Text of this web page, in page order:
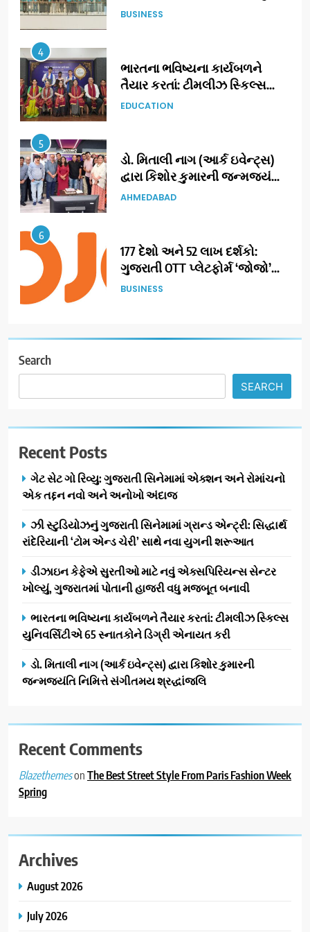
ગુજરાતમાં પોતાની હાજરી વધુ
BUSINESS
4
ભારતના ભવિષ્યના કાર્યબળને
તૈયાર કરતાં: ટીમલીઝ સ્કિલ્સ
યુનિવર્સિટીએ 65 સ્નાતકોને ડિગ્રી
EDUCATION
5
ડો. મિતાલી નાગ (આર્ક ઇવેન્ટ્સ)
દ્વારા કિશોર કુમારની જન્મજયંતિ
નિમિત્તે સંગીતમય શ્રદ્ધાંજલિ
AHMEDABAD
6
177 દેશો અને 52 લાખ દર્શકો:
ગુજરાતી OTT પ્લેટફોર્મ ‘જોજો’
(JOJO) નો વિશ્વભરમાં દબદબો
BUSINESS
અમદાવાદમાં યોજાયેલા ‘ઓકલ્ટ
ટેરોટ રીડર પુનિતજી લુલ્લા એ ટેરોટ
કાર્ડ રીડિંગ અંગે માહિતી આપી
ગ્લોબલ એક્સેલન્સ ફોરમ દ્વારા
પ્રતિષ્ઠિત કાર્યક્રમ નવી દિલ્હીમાં
સફળતાપૂર્વક યોજાયો
BUSINESS
ગેટ સેટ ગો રિવ્યુ: ગુજરાતી
સિનેમામાં એક્શન અને રોમાંચનો
અંદાજ
ENTERTAINMENT
ઝી સ્ટુડિયોઝનું ગુજરાતી સિનેમામાં
ગ્રાન્ડ એન્ટ્રી: સિદ્ધાર્થ રાંદેરિયાની
શરૂઆત
એક્સપિરિયન્સ સેન્ટર ખોલ્યું,
ગુજરાતમાં પોતાની હાજરી વધુ
મજબૂત બનાવી
BUSINESS
4
યુનિવર્સિટીએ 65 સ્નાતકોને ડિગ્રી
EDUCATION
Search
SEARCH
Recent Posts
ગેટ સેટ ગો રિવ્યુ: ગુજરાતી સિનેમામાં એક્શન અને રોમાંચનો
એક તદ્દન નવો અને અનોખો અંદાજ
ઝી સ્ટુડિયોઝનું ગુજરાતી સિનેમામાં ગ્રાન્ડ એન્ટ્રી: સિદ્ધાર્થ
રાંદેરિયાની ‘ટોમ એન્ડ ચેરી’ સાથે નવા યુગની શરૂઆત
ડીઝાઇન કેફેએ સુરતીઓ માટે નવું એક્સપિરિયન્સ સેન્ટર
ખોલ્યું, ગુજરાતમાં પોતાની હાજરી વધુ મજબૂત બનાવી
ભારતના ભવિષ્યના કાર્યબળને તૈયાર કરતાં: ટીમલીઝ સ્કિલ્સ
યુનિવર્સિટીએ 65 સ્નાતકોને ડિગ્રી એનાયત કરી
ડો. મિતાલી નાગ (આર્ક ઇવેન્ટ્સ) દ્વારા કિશોર કુમારની
જન્મજયંતિ નિમિત્તે સંગીતમય શ્રદ્ધાંજલિ
Recent Comments
BlazethemesonThe Best Street Style From Paris Fashion Week
Spring
Archives
August 2026
July 2026